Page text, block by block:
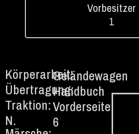
Vorbesitzer
1
Körperarbeit:Geländewagen
Übertragung:Handbuch
Traktion:Vorderseite
N.
6